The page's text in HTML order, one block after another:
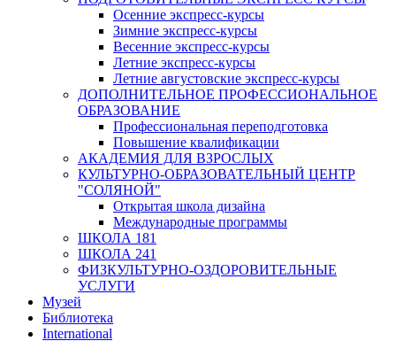
Осенние экспресс-курсы
Зимние экспресс-курсы
Весенние экспресс-курсы
Летние экспресс-курсы
Летние августовские экспресс-курсы
ДОПОЛНИТЕЛЬНОЕ ПРОФЕССИОНАЛЬНОЕ
ОБРАЗОВАНИЕ
Профессиональная переподготовка
Повышение квалификации
АКАДЕМИЯ ДЛЯ ВЗРОСЛЫХ
КУЛЬТУРНО-ОБРАЗОВАТЕЛЬНЫЙ ЦЕНТР
"СОЛЯНОЙ"
Открытая школа дизайна
Международные программы
ШКОЛА 181
ШКОЛА 241
ФИЗКУЛЬТУРНО-ОЗДОРОВИТЕЛЬНЫЕ
УСЛУГИ
Музей
Библиотека
International